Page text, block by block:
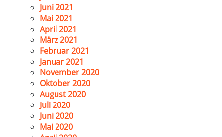
Juni 2021
Mai 2021
April 2021
März 2021
Februar 2021
Januar 2021
November 2020
Oktober 2020
August 2020
Juli 2020
Juni 2020
Mai 2020